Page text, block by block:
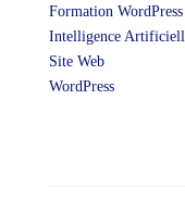
Formation WordPress
Intelligence
Site Web
WordPress